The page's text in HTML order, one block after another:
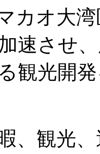
カオ大
速させ
観光開
、観光